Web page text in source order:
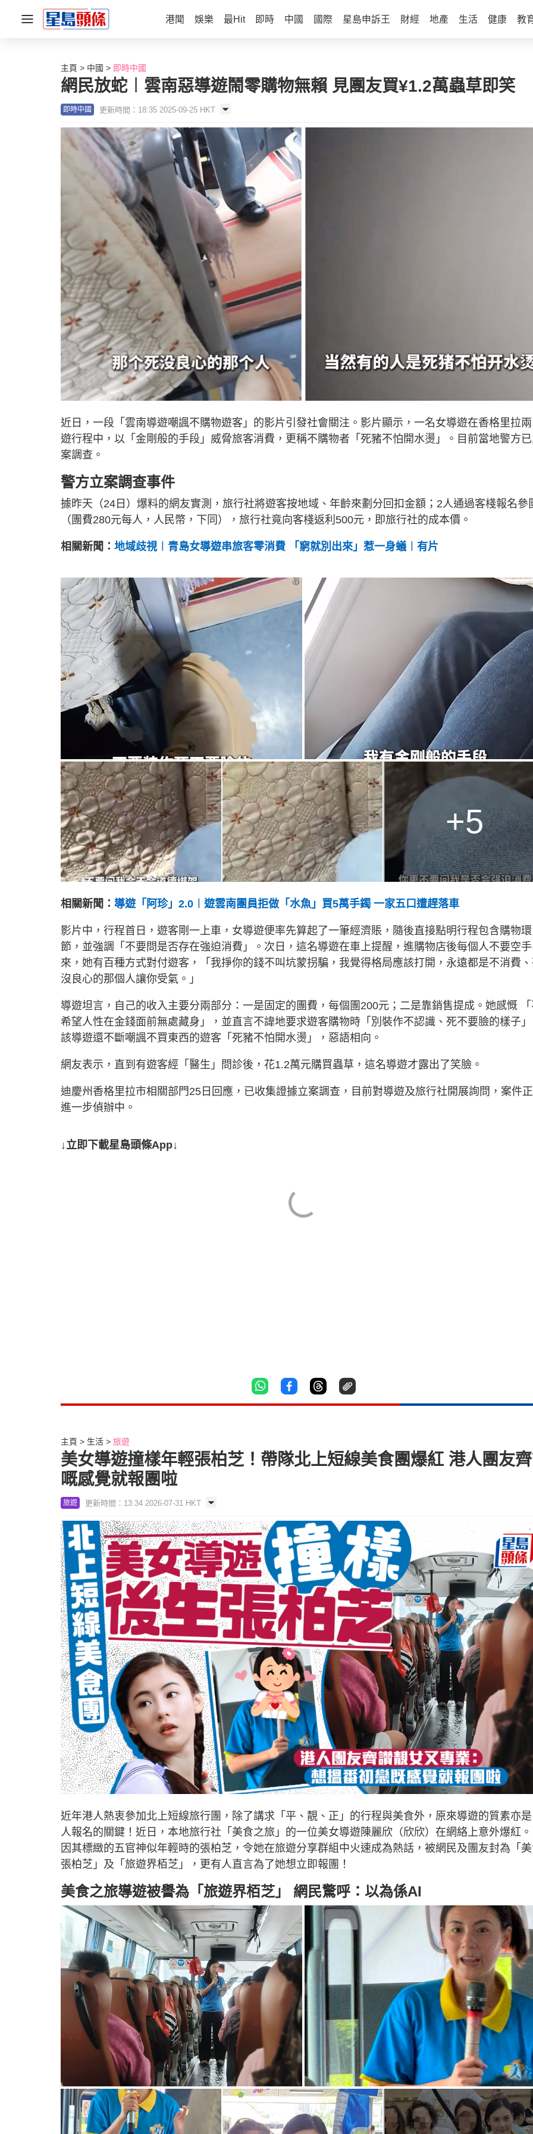
港聞 娛樂 最Hit 即時 中國 國際 星島申訴王 財經 地產 生活 健康 教
主頁 中國 即時中國
網民放蛇︱雲南惡導遊鬧零購物無賴 見團友買¥1.2萬蟲草即笑
即時中國 更新時間：18:35 2025-09-25 HKT
近日，一段「雲南導遊嘲諷不購物遊客」的影片引發社會關注。影片顯示，一名女導遊在香格里拉
遊行程中，以「金剛般的手段」威脅旅客消費，更稱不購物者「死豬不怕開水燙」。目前當地警方
案調查。
警方立案調查事件
據昨天（24日）爆料的網友實測，旅行社將遊客按地域、年齡來劃分回扣金額；2人通過客棧報名參
（團費280元每人，人民幣，下同），旅行社竟向客棧返利500元，即旅行社的成本價。
相關新聞： 地域歧視︱青島女導遊串旅客零消費 「窮就別出來」惹一身蟻︱有片
+5
相關新聞： 導遊「阿珍」2.0︱遊雲南團員拒做「水魚」買5萬手鐲 一家五口遭趕落車
影片中，行程首日，遊客剛一上車，女導遊便率先算起了一筆經濟賬，隨後直接點明行程包含購物環
節，並強調「不要問是否存在強迫消費」。次日，這名導遊在車上提醒，進購物店後每個人不要空
來，她有百種方式對付遊客，「我掙你的錢不叫坑蒙拐騙，我覺得格局應該打開，永遠都是不消費
沒良心的那個人讓你受氣。」
導遊坦言，自己的收入主要分兩部分：一是固定的團費，每個團200元；二是靠銷售提成。她感慨
希望人性在金錢面前無處藏身」，並直言不諱地要求遊客購物時「別裝作不認識、死不要臉的樣子
該導遊還不斷嘲諷不買東西的遊客「死豬不怕開水燙」，惡語相向。
網友表示，直到有遊客經「醫生」問診後，花1.2萬元購買蟲草，這名導遊才露出了笑臉。
迪慶州香格里拉市相關部門25日回應，已收集證據立案調查，目前對導遊及旅行社開展詢問，案件
進一步偵辦中。
↓立即下載星島頭條App↓
主頁 生活 旅遊
美女導遊撞樣年輕張柏芝！帶隊北上短線美食團爆紅 港人團友
嘅感覺就報團啦
旅遊 更新時間：13:34 2026-07-31 HKT
近年港人熱衷參加北上短線旅行團，除了講求「平、靚、正」的行程與美食外，原來導遊的質素亦
人報名的關鍵！近日，本地旅行社「美食之旅」的一位美女導遊陳麗欣（欣欣）在網絡上意外爆紅
因其標緻的五官神似年輕時的張柏芝，令她在旅遊分享群組中火速成為熱話，被網民及團友封為「
張柏芝」及「旅遊界栢芝」，更有人直言為了她想立即報團！
美食之旅導遊被譽為「旅遊界栢芝」 網民驚呼：以為係AI